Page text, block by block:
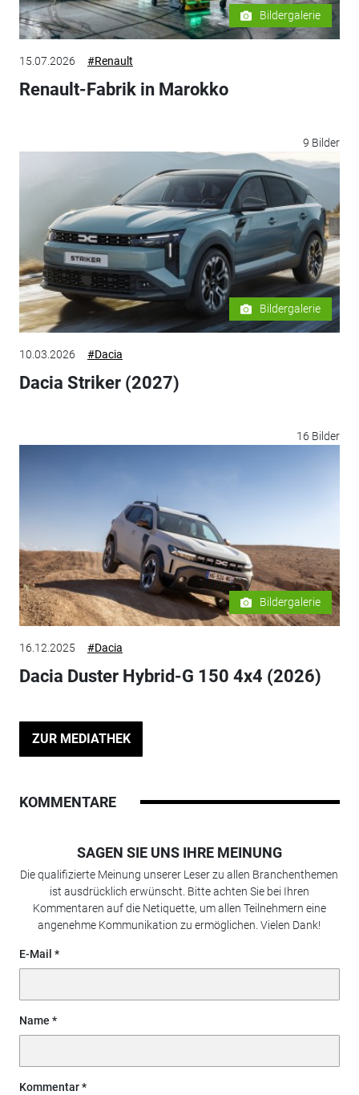
Bildergalerie
15.07.2026 #Renault
Renault-Fabrik in Marokko
9 Bilder
Bildergalerie
10.03.2026 #Dacia
Dacia Striker (2027)
16 Bilder
Bildergalerie
16.12.2025 #Dacia
Dacia Duster Hybrid-G 150 4x4 (2026)
ZUR MEDIATHEK
KOMMENTARE
SAGEN SIE UNS IHRE MEINUNG
Die qualifizierte Meinung unserer Leser zu allen Branchenthemen
ist ausdrücklich erwünscht. Bitte achten Sie bei Ihren
Kommentaren auf die Netiquette, um allen Teilnehmern eine
angenehme Kommunikation zu ermöglichen. Vielen Dank!
E-Mail
Name
Kommentar